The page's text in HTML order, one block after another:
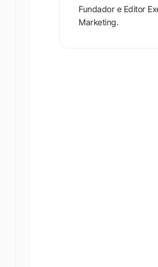
Fundador e Editor
Marketing.